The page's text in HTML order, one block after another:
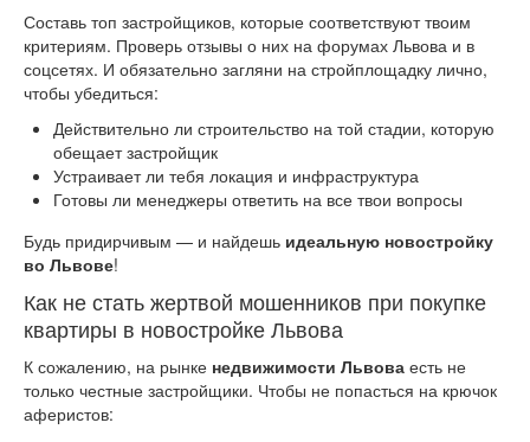
Составь топ застройщиков, которые соответствуют твоим
критериям. Проверь отзывы о них на форумах Львова и в
соцсетях. И обязательно загляни на стройплощадку лично,
чтобы убедиться:
Действительно ли строительство на той стадии, которую
обещает застройщик
Устраивает ли тебя локация и инфраструктура
Готовы ли менеджеры ответить на все твои вопросы
Будь придирчивым — и найдешь идеальную новостройку
во Львове!
Как не стать жертвой мошенников при покупке
квартиры в новостройке Львова
К сожалению, на рынке недвижимости Львова есть не
только честные застройщики. Чтобы не попасться на крючок
аферистов: